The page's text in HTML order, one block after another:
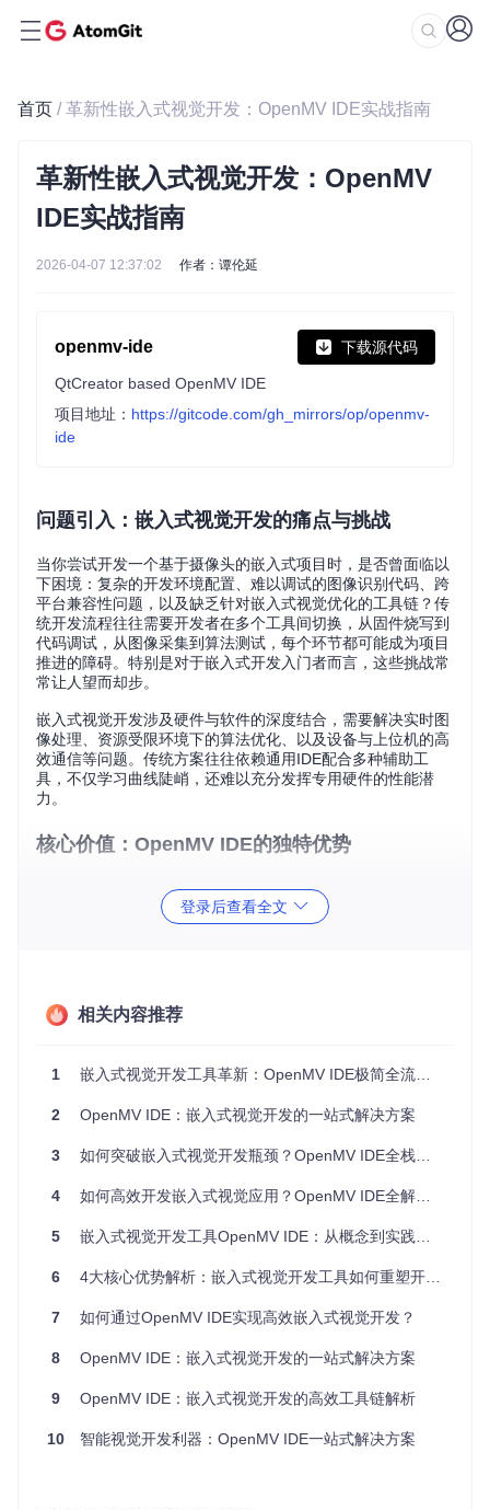
首页 / 革新性嵌入式视觉开发：OpenMV IDE实战指南
革新性嵌入式视觉开发：OpenMV
IDE实战指南
2026-04-07 12:37:02 作者：谭伦延
openmv-ide 下载源代码
QtCreator based OpenMV IDE
项目地址： https://gitcode.com/gh_mirrors/op/openmv-
ide
问题引入：嵌入式视觉开发的痛点与挑战
当你尝试开发一个基于摄像头的嵌入式项目时，是否曾面临以
下困境：复杂的开发环境配置、难以调试的图像识别代码、跨
平台兼容性问题，以及缺乏针对嵌入式视觉优化的工具链？传
统开发流程往往需要开发者在多个工具间切换，从固件烧写到
代码调试，从图像采集到算法测试，每个环节都可能成为项目
推进的障碍。特别是对于嵌入式开发入门者而言，这些挑战常
常让人望而却步。
嵌入式视觉开发涉及硬件与软件的深度结合，需要解决实时图
像处理、资源受限环境下的算法优化、以及设备与上位机的高
效通信等问题。传统方案往往依赖通用IDE配合多种辅助工
具，不仅学习曲线陡峭，还难以充分发挥专用硬件的性能潜
力。
核心价值：OpenMV IDE的独特优势
OpenMV IDE作为专为OpenMV摄像头设计的集成开发环境，
专为嵌入式视觉优化
性支持。OpenMV IDE则内置了图像预览、帧缓冲区监控、像
跨平台兼容性
OpenMV IDE支持Windows、Linux、Mac和Raspberry Pi等多
系统下的开发体验保持一致，便于团队协作和项目迁移。
完整的生态支持
相比其他专用视觉开发工具，OpenMV IDE拥有活跃的开源社
型，开发者都能找到相应的示例代码和教程资源。
实施路径：从零开始的OpenMV开发之旅
环境搭建
在开始安装前，请确保你的系统满足以下最低要求：
登录后查看全文
相关内容推荐
1 嵌入式视觉开发工具革新：OpenMV IDE极简全流程实战秘籍
2 OpenMV IDE：嵌入式视觉开发的一站式解决方案
3 如何突破嵌入式视觉开发瓶颈？OpenMV IDE全栈解决方案
4 如何高效开发嵌入式视觉应用？OpenMV IDE全解析与实践指南
5 嵌入式视觉开发工具OpenMV IDE：从概念到实践的全流程指南
6 4大核心优势解析：嵌入式视觉开发工具如何重塑开发流程
7 如何通过OpenMV IDE实现高效嵌入式视觉开发？
8 OpenMV IDE：嵌入式视觉开发的一站式解决方案
9 OpenMV IDE：嵌入式视觉开发的高效工具链解析
10 智能视觉开发利器：OpenMV IDE一站式解决方案